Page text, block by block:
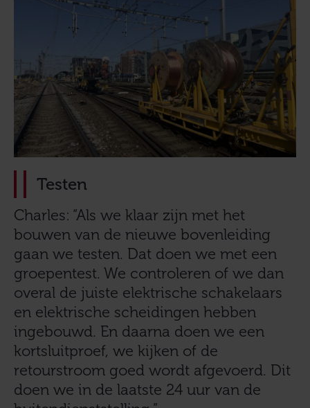
Testen
Charles: “Als we klaar zijn met het
bouwen van de nieuwe bovenleiding
gaan we testen. Dat doen we met een
groepentest. We controleren of we dan
overal de juiste elektrische schakelaars
en elektrische scheidingen hebben
ingebouwd. En daarna doen we een
kortsluitproef, we kijken of de
retourstroom goed wordt afgevoerd. Dit
doen we in de laatste 24 uur van de